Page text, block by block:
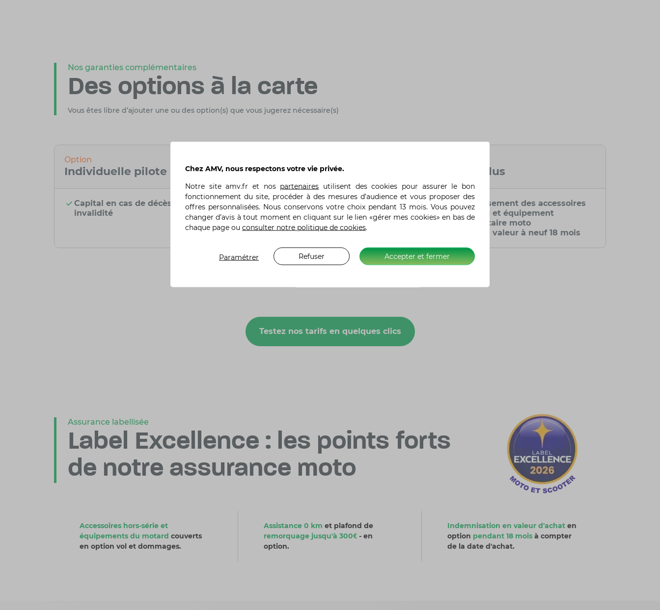
Nos garanties complémentaires
Des options à la carte
Vous êtes libre d’ajouter une ou des option(s) que vous jugerez nécessaire(s)
Option
Individuelle pilote
Capital en cas de décès ou
invalidité
Assistance 0 km
En cas de panne, accident, vol ou
tentative de vol
Crevaison, perte de clés, fourrière
Option plus
Remboursement des accessoires
hors-série et équipement
vestimentaire moto
Extension valeur à neuf 18 mois
Testez nos tarifs en quelques clics
Assurance labellisée
Label Excellence : les points forts
de notre assurance moto
Accessoires hors-série et
équipements du motard couverts
en option vol et dommages.
Assistance 0 km et plafond de
remorquage jusqu'à 300€- en
option.
Indemnisation en valeur d'achat en
option pendant 18 moisà compter
de la date d'achat.
Chez AMV, nous respectons votre vie privée.
Notre siteamv.fr et nos partenaires utilisent des cookies pour assurer le bon
fonctionnement du site, procéder à des mesures d’audience et vous proposer des
offres personnalisées. Nous conservons votre choix pendant 13 mois. Vous pouvez
changer d’avis à tout moment en cliquant sur le lien «gérer mes cookies» en bas de
chaque page ou consulter notre politique de cookies.
Accepter et fermer
Refuser
Paramétrer